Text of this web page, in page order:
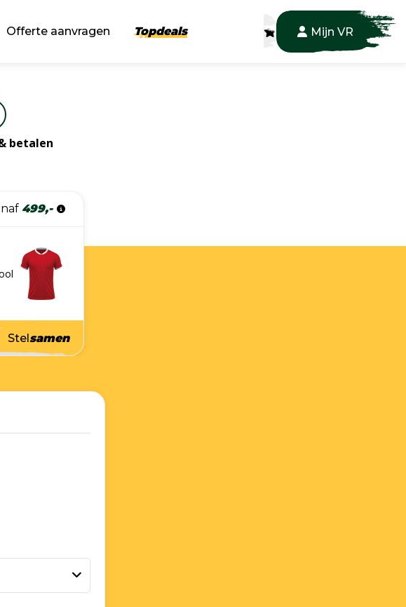
Offerte aanvragen Topdeals Mijn VR
betalen
499,-
Stelsamen